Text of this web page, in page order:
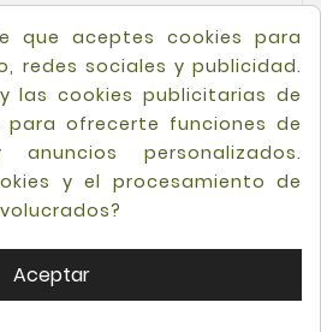
que aceptes cookies para
redes sociales y publicidad.
las cookies publicitarias de
ofrecerte funciones de
personalizados.
y el procesamiento de
Aceptar